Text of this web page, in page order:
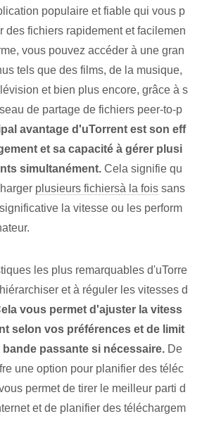
populaire et fiable qui vous p
des fichiers rapidement et facilemen
vous pouvez accéder à une gran
tels que des films, de la musique,
et bien plus encore, grâce à s
de partage de fichiers peer-to-p
avantage d'uTorrent est son eff
et sa capacité à gérer plusi
simultanément. Cela signifie qu
plusieurs fichiersà la fois sans
la vitesse ou les perform
les plus remarquables d'uTorre
et à réguler les vitesses d
vous permet d'ajuster la vitess
selon vos préférences et de limit
passante si nécessaire. De
une option pour⁤ planifier des téléc
permet de tirer le meilleur parti d
et de ⁢planifier des téléchargem